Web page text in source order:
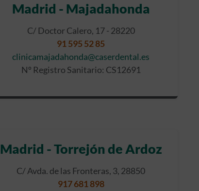
Madrid - Majadahonda
C/ Doctor Calero, 17 - 28220
91 595 52 85
clinicamajadahonda@caserdental.es
Nº Registro Sanitario: CS12691
Madrid - Torrejón de Ardoz
C/ Avda. de las Fronteras, 3, 28850
917 681 898